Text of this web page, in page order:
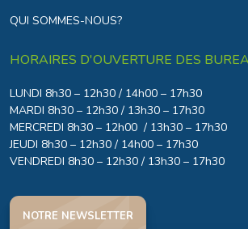
QUI SOMMES-NOUS?
HORAIRES D'OUVERTURE DES
LUNDI 8h30 – 12h30 / 14h00 – 17h30
MARDI 8h30 – 12h30 / 13h30 – 17h30
MERCREDI 8h30 – 12h00 / 13h30 – 17h30
JEUDI 8h30 – 12h30 / 14h00 – 17h30
VENDREDI 8h30 – 12h30 / 13h30 – 17h30
NOTRE NEWSLETTER